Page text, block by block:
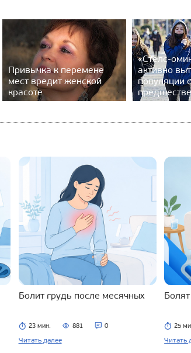
Привычка к перемене
мест вредит женской
красоте
«Стелс-
активно
популяции
Болит грудь после месячных
23 мин. 881 0
Читать далее
25
Читать